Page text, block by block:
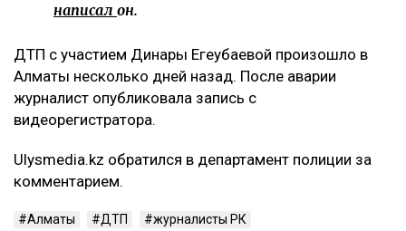
написал он.
ДТП с участием Динары Егеубаевой произошло в
Алматы несколько дней назад. После аварии
журналист опубликовала запись с
видеорегистратора.
Ulysmedia.kz обратился в департамент полиции за
комментарием.
Алматы ДТП
журналисты РК